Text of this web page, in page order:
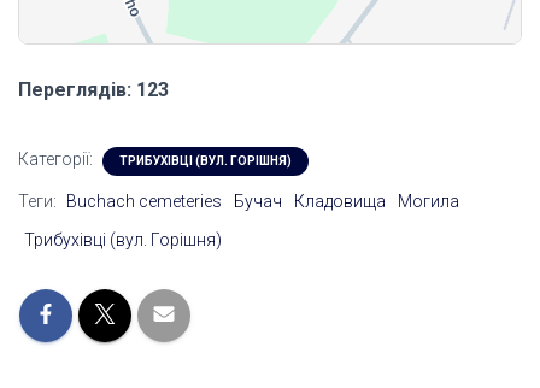
Переглядів: 123
Категорії: ТРИБУХІВЦІ (ВУЛ. ГОРІШНЯ)
Теги: Buchach cemeteries Бучач Кладовища
Могила
Трибухівці (вул. Горішня)